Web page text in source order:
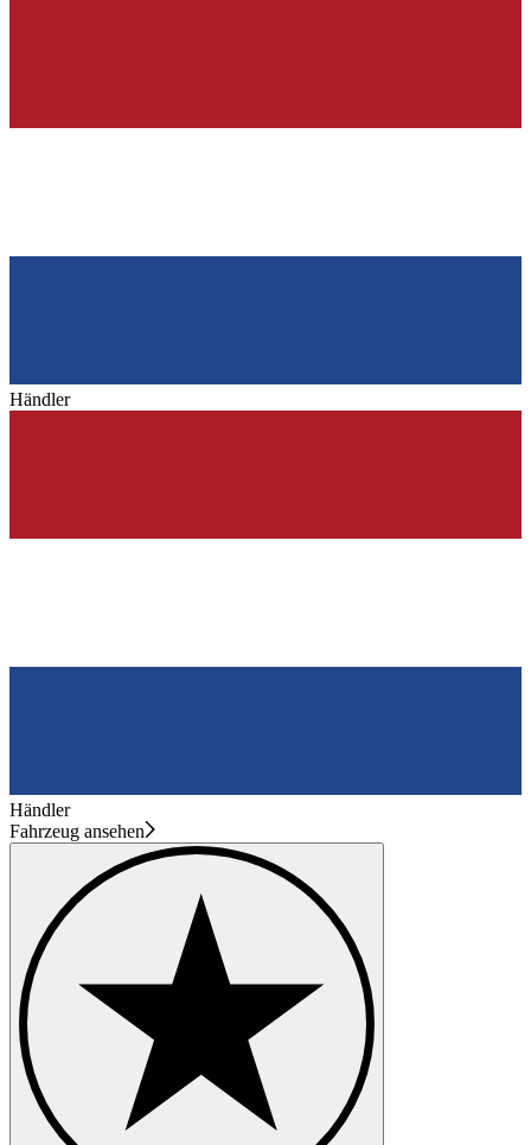
Händler
Händler
Fahrzeug ansehen